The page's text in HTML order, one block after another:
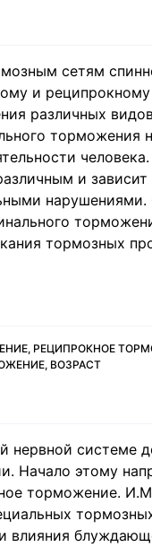
сетям
и
различных
торможения
и зависит
тормозных
РЕЦИПРОКНОЕ
ВОЗРАСТ
нервной системе
Начало этому
торможение.